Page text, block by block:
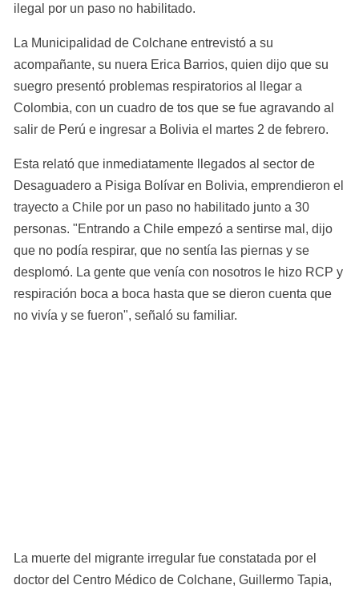
ilegal por un paso no habilitado.
La Municipalidad de Colchane entrevistó a su
acompañante, su nuera Erica Barrios, quien dijo que su
suegro presentó problemas respiratorios al llegar a
Colombia, con un cuadro de tos que se fue agravando al
salir de Perú e ingresar a Bolivia el martes 2 de febrero.
Esta relató que inmediatamente llegados al sector de
Desaguadero a Pisiga Bolívar en Bolivia, emprendieron el
trayecto a Chile por un paso no habilitado junto a 30
personas. "Entrando a Chile empezó a sentirse mal, dijo
que no podía respirar, que no sentía las piernas y se
desplomó. La gente que venía con nosotros le hizo RCP y
respiración boca a boca hasta que se dieron cuenta que
no vivía y se fueron", señaló su familiar.
La muerte del migrante irregular fue constatada por el
doctor del Centro Médico de Colchane, Guillermo Tapia,